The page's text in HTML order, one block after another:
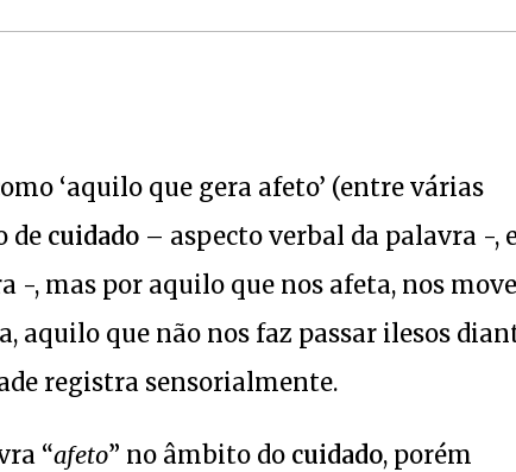
‘aquilo que gera afeto’ (entre várias
de cuidado – aspecto verbal da palavra -,
-, mas por aquilo que nos afeta, nos
aquilo que não nos faz passar ilesos
registra sensorialmente.
“afeto” no âmbito do cuidado, porém